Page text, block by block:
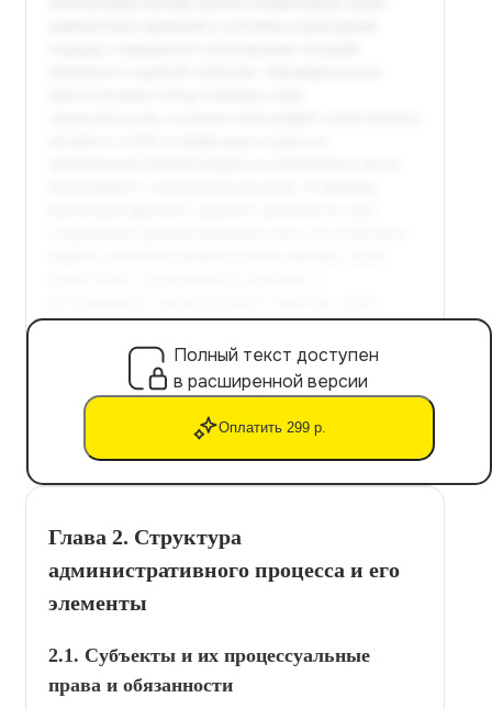
Полный текст доступен
в расширенной версии
Оплатить 299 р.
Глава 2. Структура
административного процесса и его
элементы
2.1. Субъекты и их процессуальные
права и обязанности